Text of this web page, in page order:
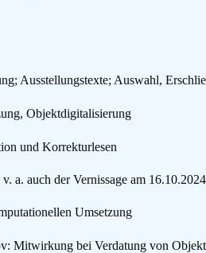
Ausstellungstexte; Auswahl,
Objektdigitalisierung
und Korrekturlesen
a. auch der Vernissage am 16.10.2024
Umsetzung
Mitwirkung bei Verdatung von